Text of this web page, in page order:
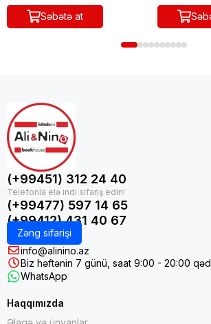
Səbətə at
(+99451) 312 24 40
(+99477) 597 14 65
(+99412) 431 40 67
Zəng sifarişi
info@alinino.az
Biz həftənin 7 günü, saat 9:00 - 20:00
WhatsApp
Haqqımızda